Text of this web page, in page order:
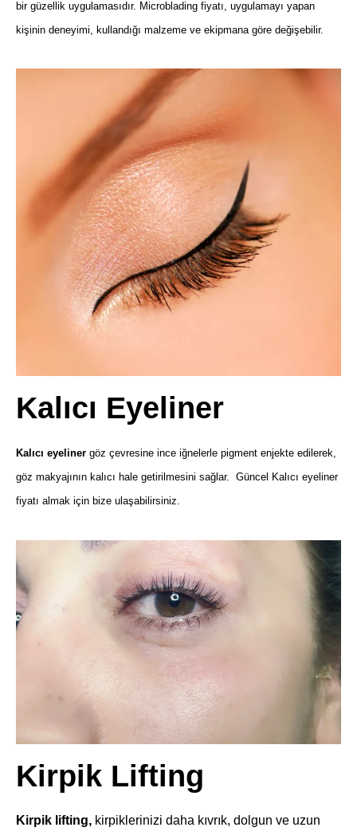
bir güzellik uygulamasıdır. Microblading fiyatı, uygulamayı yapan
kişinin deneyimi, kullandığı malzeme ve ekipmana göre değişebilir.
Kalıcı Eyeliner
Kalıcı eyeliner göz çevresine ince iğnelerle pigment enjekte edilerek,
göz makyajının kalıcı hale getirilmesini sağlar. Güncel Kalıcı eyeliner
fiyatı almak için bize ulaşabilirsiniz.
Kirpik Lifting
Kirpik lifting, kirpiklerinizi daha kıvrık, dolgun ve uzun